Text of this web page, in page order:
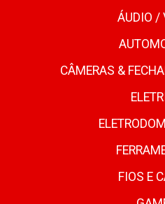
ÁUDIO /
CÂMERAS &
FIOS E